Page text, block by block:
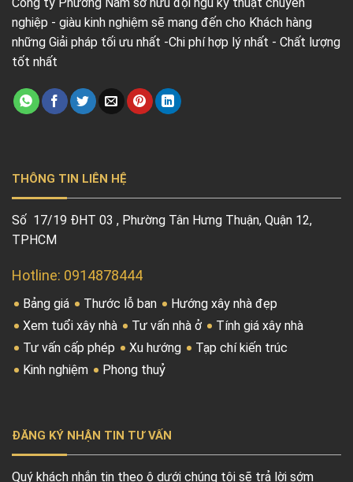
nghiệp - giàu kinh nghiệm sẽ mang đến cho Khách hàng
những Giải pháp tối ưu nhất -Chi phí hợp lý nhất - Chất lượng
tốt nhất
THÔNG TIN LIÊN HỆ
Số 17/19 ĐHT 03 , Phường Tân Hưng Thuận, Quận 12,
TPHCM
Hotline: 0914878444
Bảng giá Thước lỗ ban
Hướng xây nhà đẹp
Xem tuổi xây nhà
Tư vấn nhà ở
Tính giá xây nhà
Tư vấn cấp phép
Xu hướng
Tạp chí kiến trúc
Kinh nghiệm
Phong thuỷ
ĐĂNG KÝ NHẬN TIN TƯ VẤN
Quý khách nhắn tin theo ô dưới chúng tôi sẽ trả lời sớm